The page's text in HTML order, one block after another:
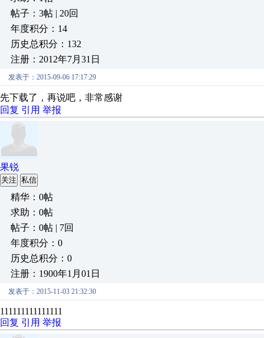
帖子：3帖 | 20回
年度积分：14
历史总积分：132
注册：2012年7月31日
发表于：2015-09-06 17:17:29
先下载了，再说吧，非常感谢
回复 引用 举报
果锐
关注 私信
精华：0帖
求助：0帖
帖子：0帖 | 7回
年度积分：0
历史总积分：0
注册：1900年1月01日
发表于：2015-11-03 21:32:30
111111111111111
回复 引用 举报